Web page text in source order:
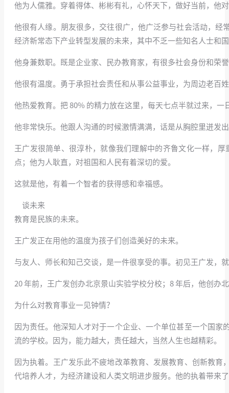
他为人儒雅。穿着得体、彬彬有礼，心怀天下，做好当前，他
他很有人缘。朋友很多，交往很广，他广泛参与社会活动，
经济新常态下产业转型发展的未来，其中不乏一些知名人士和
他身兼数职。既是企业家、民办教育家，有很多社会身份和荣
他很有温度。勇于承担社会责任和从事公益事业，为周边老百
他热爱教育。把 80% 的精力放在这里，每天七点半就过来，
他非常快乐。他跟人沟通的时候激情满满，话是从胸腔里迸发
王广发很简单、很淳朴，就像我们理解中的齐鲁文化一样，
点；他为人耿直，对祖国和人民有着深切的爱。
这就是他，有着一个智者的获得感和幸福感。
谈未来
教育是民族的未来。
王广发正在用他的温度为孩子们创造美好的未来。
与友人、师长和知己交谈，是一件很享受的事。初见王广发，
20 年前，王广发创办北京景山实验学校分校；8 年后，他创
为什么对教育事业一见钟情？
因为责任。他深知人才对于一个企业、一个单位甚至一个国
流的学校。因为，能力越大，责任越大，当然人生也越精彩。
因为执着。王广发乐此不疲地改革教育、发展教育、创新教
代培养人才，为经济建设和人类文明进步服务。他的执着带来